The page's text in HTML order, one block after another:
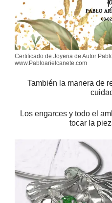
Certificado de Joyeria de Autor
www.Pabloarielcanete.com
También la manera de
Los engarces y todo el
tocar la